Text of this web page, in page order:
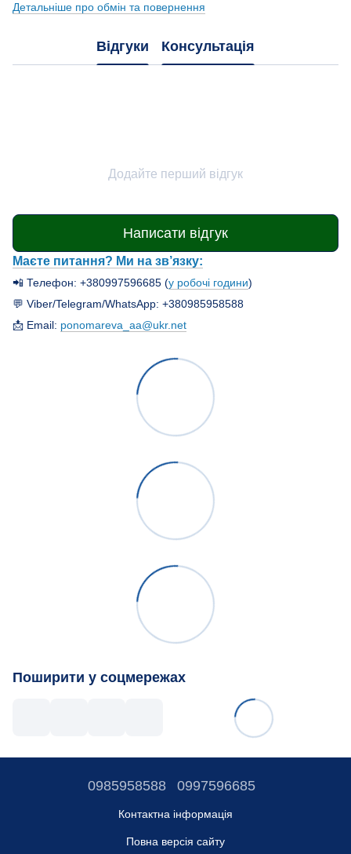
Детальніше про обмін та повернення
Відгуки Консультація
Додайте перший відгук
Написати відгук
Маєте питання? Ми на зв’язку:
📲 Телефон: +380997596685 (у робочі години)
💬 Viber/Telegram/WhatsApp: +380985958588
📩 Email: ponomareva_aa@ukr.net
Поширити у соцмережах
0985958588 0997596685
Контактна інформація
Повна версія сайту